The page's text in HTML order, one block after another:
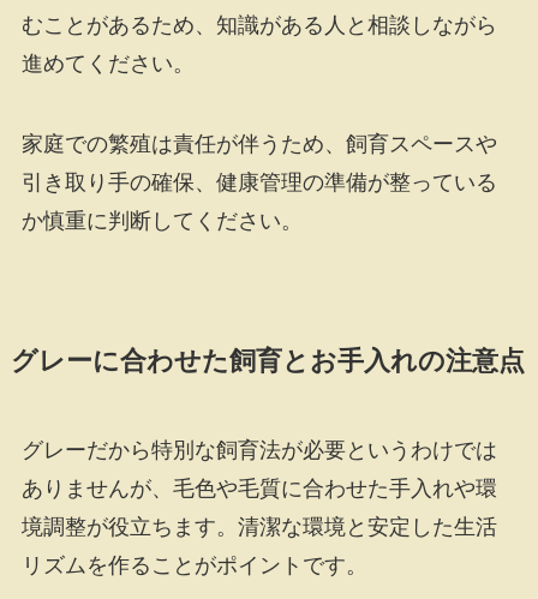
むことがあるため、知識がある人と相談しながら
進めてください。
家庭での繁殖は責任が伴うため、飼育スペースや
引き取り手の確保、健康管理の準備が整っている
か慎重に判断してください。
グレーに合わせた飼育とお手入れの注意点
グレーだから特別な飼育法が必要というわけでは
ありませんが、毛色や毛質に合わせた手入れや環
境調整が役立ちます。清潔な環境と安定した生活
リズムを作ることがポイントです。